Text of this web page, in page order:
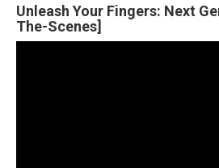
Unleash Your Fingers: Next
The-Scenes]